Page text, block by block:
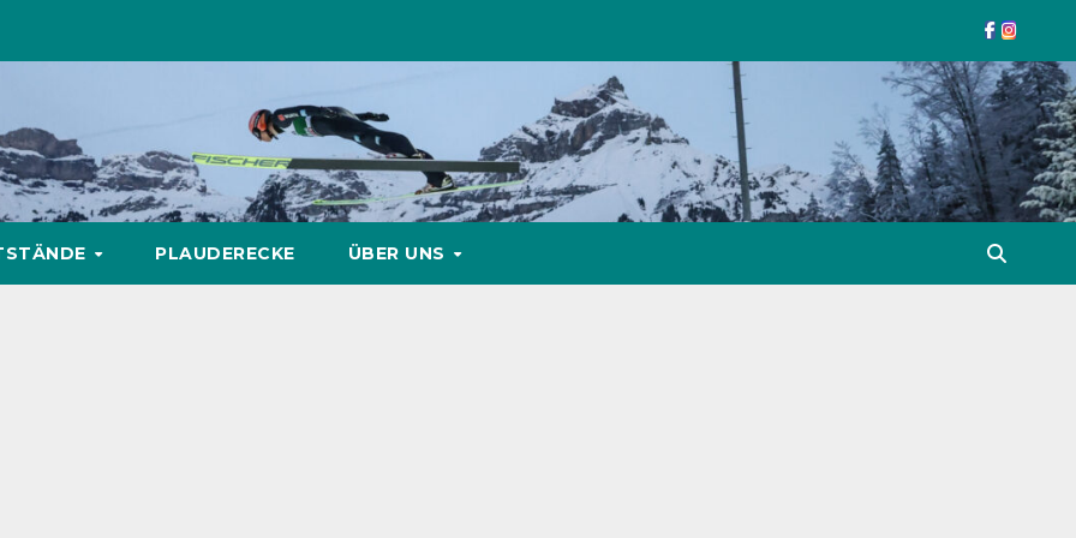
PLAUDERECKE ÜBER UNS